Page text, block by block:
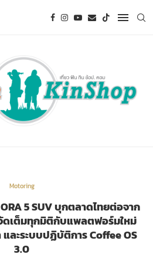
Motoring
5 SUV บุกตลาดไทยต่อจาก
ดเต็มทุกมิติกับแพลตฟอร์มใหม่
ละระบบปฏิบัติการ Coffee OS
3.0